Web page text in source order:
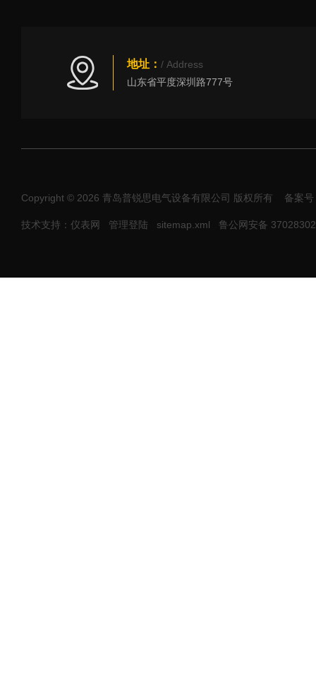
地址： / Address
山东省平度深圳路777号
Copyright © 2026 青岛普锐思电气设备有限公司 版权所有 备案号
技术支持：仪表网 管理登陆 sitemap.xml 鲁公网安备